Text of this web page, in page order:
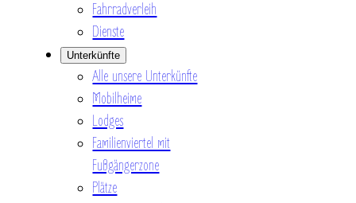
Fahrradverleih
Dienste
Unterkünfte
Alle unsere Unterkünfte
Mobilheime
Lodges
Familienviertel mit
Fußgängerzone
Plätze